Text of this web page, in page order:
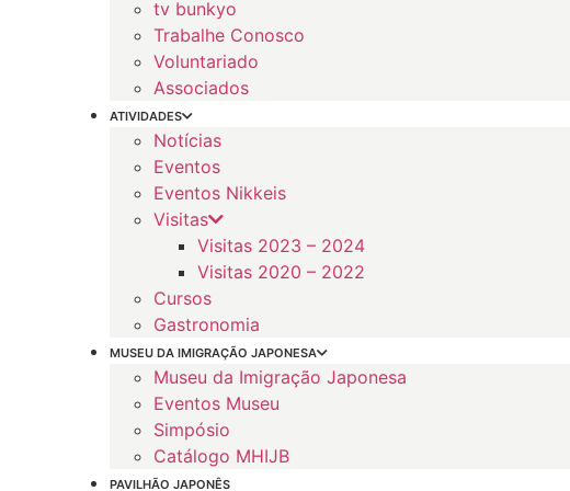
tv bunkyo
Trabalhe Conosco
Voluntariado
Associados
ATIVIDADES
Notícias
Eventos
Eventos Nikkeis
Visitas
Visitas 2023 – 2024
Visitas 2020 – 2022
Cursos
Gastronomia
MUSEU DA IMIGRAÇÃO JAPONESA
Museu da Imigração Japonesa
Eventos Museu
Simpósio
Catálogo MHIJB
PAVILHÃO JAPONÊS